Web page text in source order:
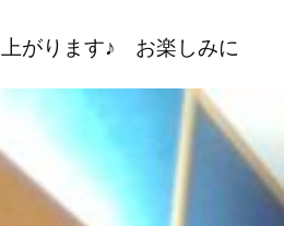
上がります♪ お楽しみに